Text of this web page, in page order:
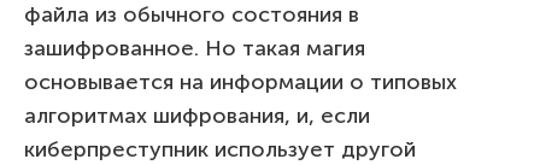
файла из обычного состояния в
зашифрованное. Но такая магия
основывается на информации о типовых
алгоритмах шифрования, и, если
киберпреступник использует другой